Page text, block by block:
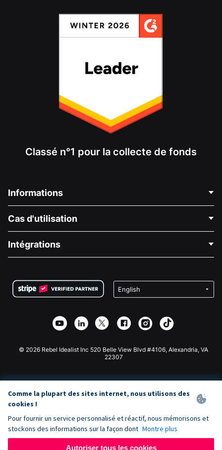
Classé n°1 pour la collecte de fonds
Informations
À propos de nous
Carrières
Confidentialité
Partenariat d'affiliation
Bibliothèque
Cas d'utilisation
Collecte de fonds médicale
Collecte de fonds caritative
Intégrations
Plugin de don Wix
Application de don Webflow
Don Joomla
© 2026 Rebel Idealist Inc 520 Belle View Blvd #4106, Alexandria, VA
22307
Comme la plupart des sites internet, nous utilisons des
cookies !
Pour fournir un service personnalisé et réactif, nous mémorisons et
stockons des informations sur la façon dont Montre plus
Autoriser tous les cookies